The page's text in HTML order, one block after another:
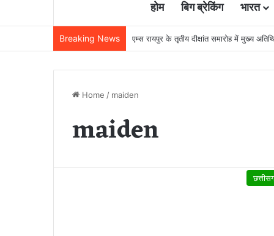
होम बिग ब्रेकिंग भारत
Breaking News 22 साल से जेल में बंद व्यक्ति निकला निर्दोष, हाई
Home / maiden
maiden